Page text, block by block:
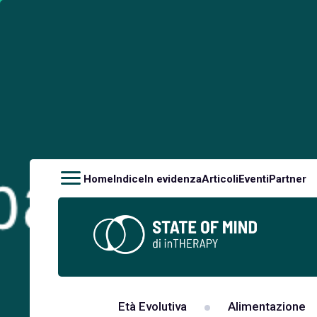
HomeIndiceIn evidenzaArticoliEventiPartner
Età Evolutiva Alimentazione